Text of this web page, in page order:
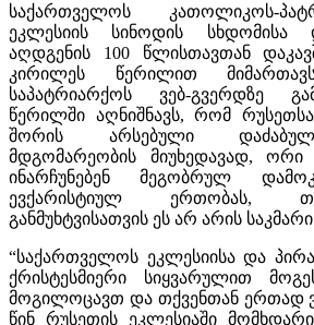
საქართველოს კათოლიკოს-
ეკლესიის სინოდის სხდომისა
აღდგენის 100 წლისთავთან
კირილეს წერილით
საპატრიარქოს ვებ-გვერდზე
წერილში აღნიშნავს, რომ
შორის არსებული
მდგომარეობის მიუხედავად, ორი
ინარჩუნებენ მეგობრულ
ევქარისტიულ ერთობას,
განმუხტვისათვის ეს არ არის
“საქართველოს ეკლესიისა და
ქრისტესმიერი სიყვარულით
მოგილოცავთ და თქვენთან ერთად
წინ რუსეთის ეკლესიაში